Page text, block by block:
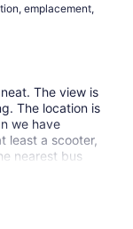
emplacement,
The view is
The location is
we have
least a scooter,
nearest bus
or traveling
to just